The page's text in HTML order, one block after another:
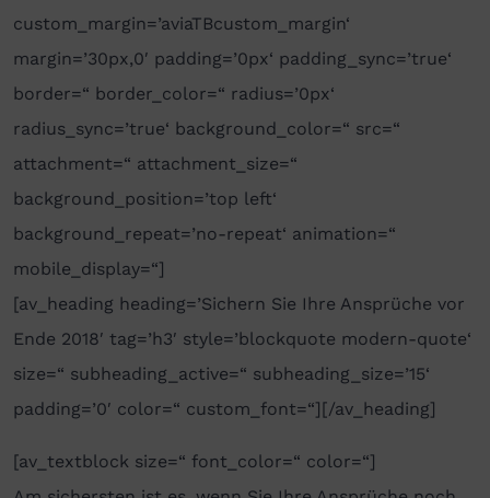
custom_margin=’aviaTBcustom_margin‘
margin=’30px,0′ padding=’0px‘ padding_sync=’true‘
border=“ border_color=“ radius=’0px‘
radius_sync=’true‘ background_color=“ src=“
attachment=“ attachment_size=“
background_position=’top left‘
background_repeat=’no-repeat‘ animation=“
mobile_display=“]
[av_heading heading=’Sichern Sie Ihre Ansprüche vor
Ende 2018′ tag=’h3′ style=’blockquote modern-quote‘
size=“ subheading_active=“ subheading_size=’15‘
padding=’0′ color=“ custom_font=“][/av_heading]
[av_textblock size=“ font_color=“ color=“]